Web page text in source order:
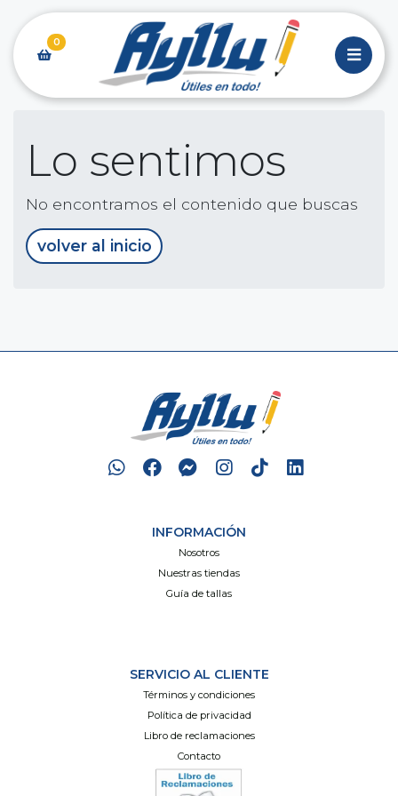
0
Lo sentimos
No encontramos el contenido que buscas
volver al inicio
INFORMACIÓN
Nosotros
Nuestras tiendas
Guía de tallas
SERVICIO AL CLIENTE
Términos y condiciones
Política de privacidad
Libro de reclamaciones
Contacto